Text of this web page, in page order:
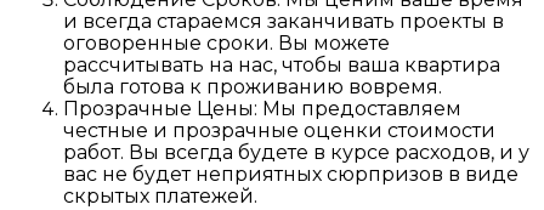
и всегда стараемся заканчивать проекты в
оговоренные сроки. Вы можете
рассчитывать на нас, чтобы ваша квартира
была готова к проживанию вовремя.
Прозрачные Цены: Мы предоставляем
честные и прозрачные оценки стоимости
работ. Вы всегда будете в курсе расходов, и у
вас не будет неприятных сюрпризов в виде
скрытых платежей.